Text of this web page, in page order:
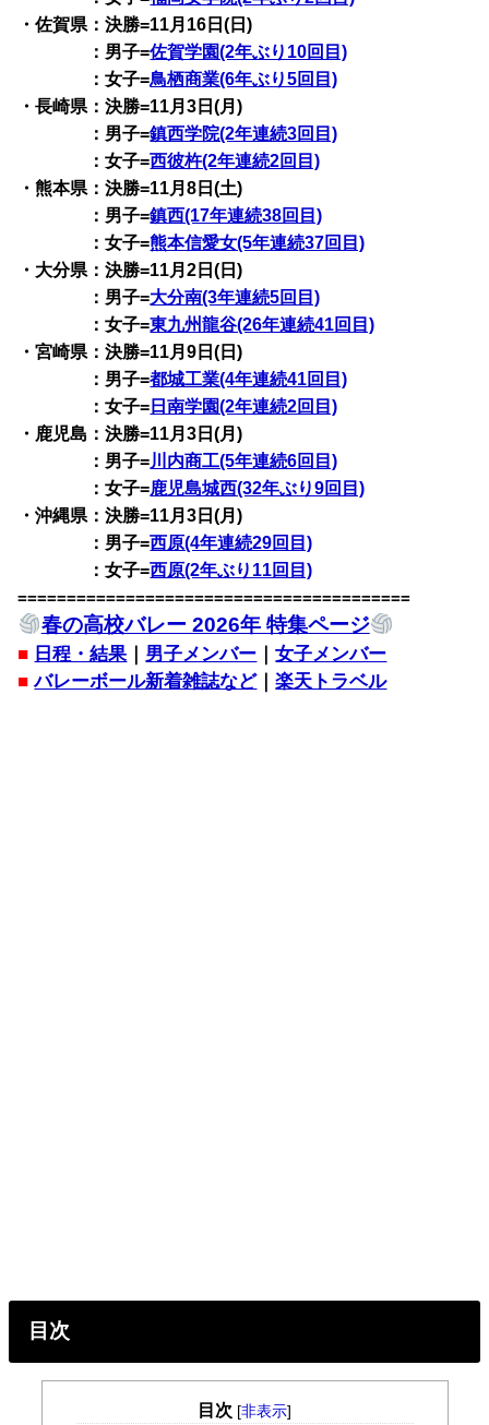
・佐賀県：決勝=11月16日(日)
：男子=佐賀学園(2年ぶり10回目)
：女子=鳥栖商業(6年ぶり5回目)
・長崎県：決勝=11月3日(月)
：男子=鎮西学院(2年連続3回目)
：女子=西彼杵(2年連続2回目)
・熊本県：決勝=11月8日(土)
：男子=鎮西(17年連続38回目)
：女子=熊本信愛女(5年連続37回目)
・大分県：決勝=11月2日(日)
：男子=大分南(3年連続5回目)
：女子=東九州龍谷(26年連続41回目)
・宮崎県：決勝=11月9日(日)
：男子=都城工業(4年連続41回目)
：女子= 日南学園(2年連続2回目)
・鹿児島：決勝=11月3日(月)
：男子=川内商工(5年連続6回目)
：女子=鹿児島城西(32年ぶり9回目)
・沖縄県：決勝=11月3日(月)
：男子=西原(4年連続29回目)
：女子=西原(2年ぶり11回目)
========================================
春の高校バレー 2026年 特集ページ
■ 日程・結果｜ 男子メンバー ｜女子メンバー
■ バレーボール新着雑誌など｜楽天トラベル
目次
目次 [非表示]